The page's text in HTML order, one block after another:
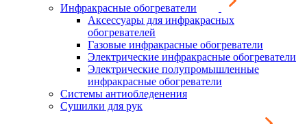
Инфракрасные обогреватели
Аксессуары для инфракрасных
обогревателей
Газовые инфракрасные обогреватели
Электрические инфракрасные обогреватели
Электрические полупромышленные
инфракрасные обогреватели
Системы антиобледенения
Сушилки для рук